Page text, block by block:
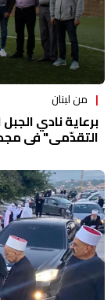
من لبنان
برعاية نادي
التقدّمي" في